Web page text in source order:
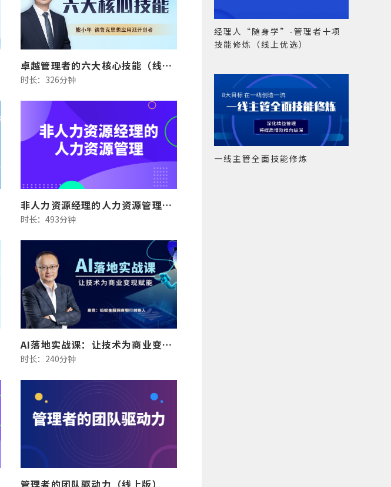
卓越管理者的六大核心技能（线上版）
时长：326分钟
非人力资源经理的人力资源管理（线上版）
时长：493分钟
AI落地实战课：让技术为商业变现赋能（线上版）
时长：240分钟
经理人“随身学”-管理者十项
技能修炼（线上优选）
一线主管全面技能修炼